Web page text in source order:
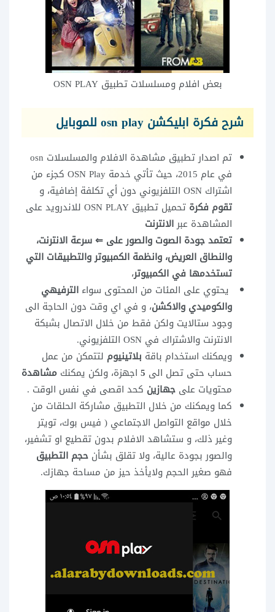
بعض افلام ومسلسلات تطبيق OSN PLAY
شرح فكرة ابليكشن osn play للموبايل
تم اصدار تطبيق مشاهدة الافلام والمسلسلات osn
في عام 2015، حيث تأتي خدمة OSN Play كجزء من
اشتراك OSN التلفزيوني دون أي تكلفة إضافية، و
تقوم فكرة
تحميل تطبيق OSN PLAY للاندرويد على
المشاهدة عبرالانترنت
تعتمد جودة الصوت والصور على ⇐ سرعة الانترنت،
والنطاق العريض، وانظمة الكمبيوتر والتطبيقات التي
تستخدمها في الكمبيوتر،
يحتوي على المئات من المحتوى سواء الترفيهي
والكوميدي والاكشن، و في اي وقت دون الحاجة الى
وجود ستالايت ولكن فقط من خلال الاتصال بشبكة
الانترنت والاشتراك في OSN التلفزيوني.
ويمكنك استخدام باقة بلاتينيوم لتتمكن من عمل
حساب حتى تصل الى 5 اجهزة، ولكن يمكنك مشاهدة
محتويات على جهازين كحد اقصى في نفس الوقت .
كما ويمكنك من خلال التطبيق مشاركة الحلقات من
خلال مواقع التواصل الاجتماعي ( فيس بوك، تويتر
وغير ذلك، و ستشاهد الافلام بدون تقطيع او تشفير،
والصور بجودة عالية، ولا تقلق بشأن حجم التطبيق
فهو صغير الحجم ولايأخذ حيز من مساحة جهازك.